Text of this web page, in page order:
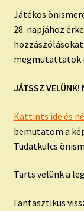
Játékos
28. napjához
megmutattatok
JÁTSSZ VELÜNK!
Kattints ide és
bemutatom a
Tudatkulcs
Tarts velünk a
Fantasztikus